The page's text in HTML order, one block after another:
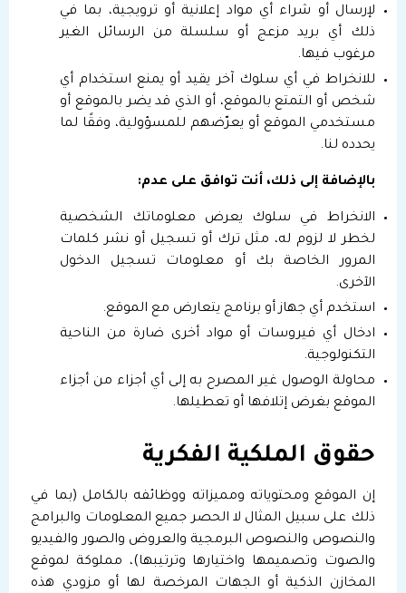
لإرسال أو شراء أي مواد إعلانية أو ترويجية، بما في
ذلك أي بريد مزعج أو سلسلة من الرسائل الغير
مرغوب فيها.
للانخراط في أي سلوك آخر يقيد أو يمنع استخدام أي
شخص أو التمتع بالموقع، أو الذي قد يضر بالموقع أو
مستخدمي الموقع أو يعرّضهم للمسؤولية، وفقًا لما
يحدده لنا.
بالإضافة إلى ذلك، أنت توافق على عدم:
الانخراط في سلوك يعرض معلوماتك الشخصية
لخطر لا لزوم له، مثل ترك أو تسجيل أو نشر كلمات
المرور الخاصة بك أو معلومات تسجيل الدخول
الآخرى.
استخدم أي جهاز أو برنامج يتعارض مع الموقع.
ادخال أي فيروسات أو مواد أخرى ضارة من الناحية
التكنولوجية.
محاولة الوصول غير المصرح به إلى أي أجزاء من أجزاء
الموقع بغرض إتلافها أو تعطيلها.
حقوق الملكية الفكرية
إن الموقع ومحتوياته ومميزاته ووظائفه بالكامل (بما في
ذلك على سبيل المثال لا الحصر جميع المعلومات والبرامج
والنصوص والنصوص البرمجية والعروض والصور والفيديو
والصوت وتصميمها واختيارها وترتيبها)، مملوكة لموقع
المخازن الذكية أو الجهات المرخصة لها أو مزودي هذه